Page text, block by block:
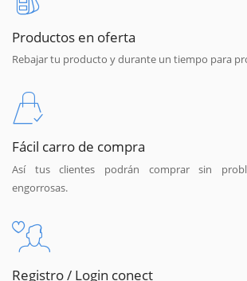
Productos en oferta
Rebajar tu producto y durante un tiempo para
Fácil carro de compra
Así tus clientes podrán comprar sin
engorrosas.
Registro / Login conect